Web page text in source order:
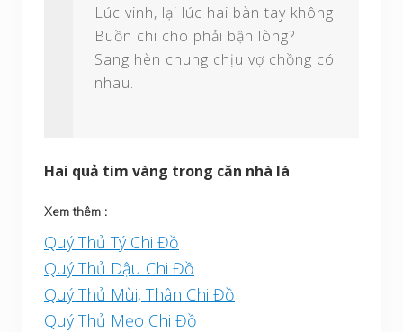
Lúc vinh, lại lúc hai bàn tay không
Buồn chi cho phải bận lòng?
Sang hèn chung chịu vợ chồng có
nhau.
Hai quả tim vàng trong căn nhà lá
Xem thêm :
Quý Thủ Tý Chi Đồ
Quý Thủ Dậu Chi Đồ
Quý Thủ Mùi, Thân Chi Đồ
Quý Thủ Mẹo Chi Đồ